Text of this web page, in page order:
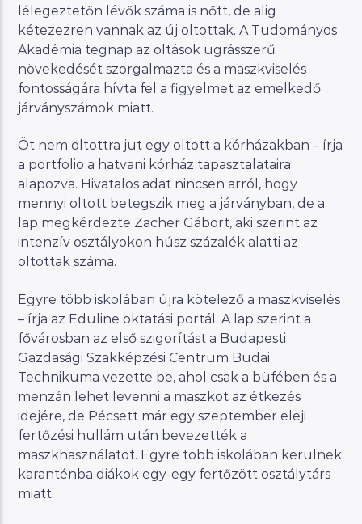
lélegeztetőn lévők száma is nőtt, de alig
kétezezren vannak az új oltottak. A Tudományos
Akadémia tegnap az oltások ugrásszerű
növekedését szorgalmazta és a maszkviselés
fontosságára hívta fel a figyelmet az emelkedő
járványszámok miatt.
Öt nem oltottra jut egy oltott a kórházakban – írja
a portfolio a hatvani kórház tapasztalataira
alapozva. Hivatalos adat nincsen arról, hogy
mennyi oltott betegszik meg a járványban, de a
lap megkérdezte Zacher Gábort, aki szerint az
intenzív osztályokon húsz százalék alatti az
oltottak száma.
Egyre több iskolában újra kötelező a maszkviselés
– írja az Eduline oktatási portál. A lap szerint a
fővárosban az első szigorítást a Budapesti
Gazdasági Szakképzési Centrum Budai
Technikuma vezette be, ahol csak a büfében és a
menzán lehet levenni a maszkot az étkezés
idejére, de Pécsett már egy szeptember eleji
fertőzési hullám után bevezették a
maszkhasználatot. Egyre több iskolában kerülnek
karanténba diákok egy-egy fertőzött osztálytárs
miatt.